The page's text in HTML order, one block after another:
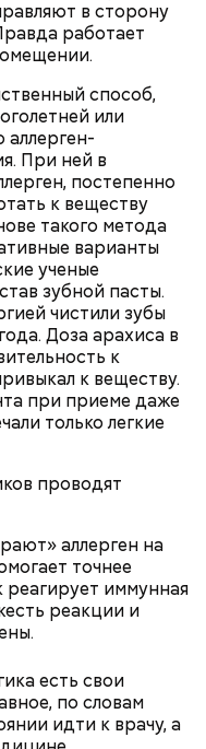
в сторону
работает
способ,
или
При ней в
постепенно
к веществу
такого метода
варианты
ученые
зубной пасты.
чистили зубы
Доза арахиса в
к
к веществу.
при приеме даже
только легкие
проводят
аллерген на
точнее
реагирует иммунная
реакции и
есть свои
по словам
идти к врачу, а
с небольшим
Затем ее
Сверху
кубиком, —